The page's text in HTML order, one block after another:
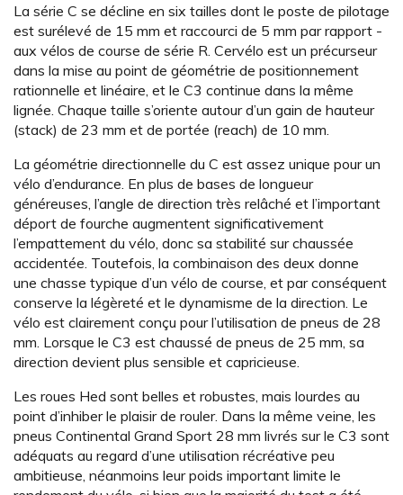
La série C se décline en six tailles dont le poste de pilotage
est surélevé de 15 mm et raccourci de 5 mm par rapport ­
aux vélos de course de série R. Cervélo est un précurseur
dans la mise au point de géométrie de positionnement
rationnelle et linéaire, et le C3 continue dans la même
lignée. Chaque taille s’oriente autour d’un gain de hauteur
(stack) de 23 mm et de portée (reach) de 10 mm.
La géométrie directionnelle du C est assez unique pour un
vélo d’endurance. En plus de bases de longueur
généreuses, l’angle de direction très relâché et l’important
déport de fourche augmentent significativement
l’empattement du vélo, donc sa stabilité sur chaussée
accidentée. Toutefois, la combinaison des deux donne
une chasse typique d’un vélo de course, et par conséquent
conserve la légèreté et le dynamisme de la direction. Le
vélo est clairement conçu pour l’utilisation de pneus de 28
mm. Lorsque le C3 est chaussé de pneus de ­25 mm, sa
direction devient plus sensible et capricieuse.
Les roues Hed sont belles et robustes, mais lourdes au
point d’inhiber le plaisir de rouler. Dans la même veine, les
pneus Continental Grand Sport 28 mm livrés sur le C3 sont
adéquats au regard d’une utilisation récréative peu
ambitieuse, néanmoins leur poids important limite le